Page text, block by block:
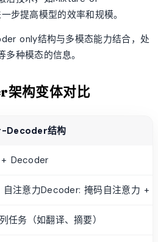
步提高模型的效率和规模。
only结构与多模态能力结合，处
种模态的信息。
构变体对比
Decoder结构
Decoder
自注意力Decoder: 掩码自注意力 +
任务（如翻译、摘要）